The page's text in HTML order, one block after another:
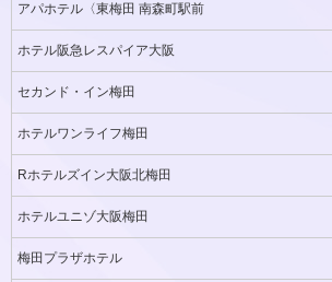
アパホテル〈東梅田 南森町駅前
ホテル阪急レスパイア大阪
セカンド・イン梅田
ホテルワンライフ梅田
Rホテルズイン大阪北梅田
ホテルユニゾ大阪梅田
梅田プラザホテル